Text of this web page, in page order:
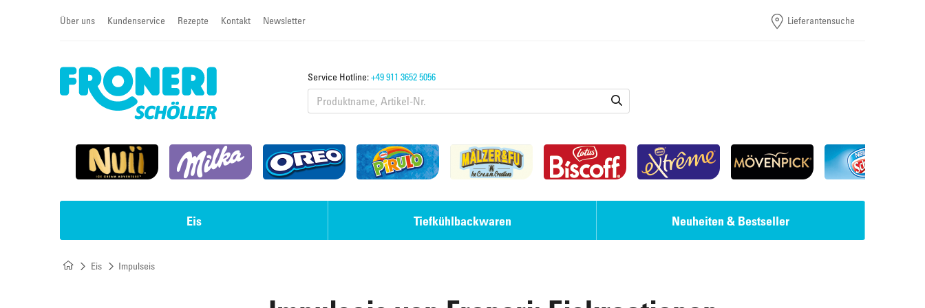
Über uns Kundenservice Rezepte Kontakt Newsletter Lieferantensuche
Service Hotline:+49 911 3652 5056
Eis Tiefkühlbackwaren Neuheiten & Bestseller
Eis Impulseis